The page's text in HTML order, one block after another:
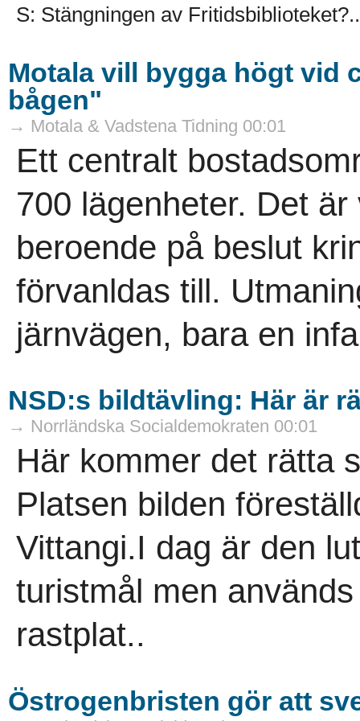
S: Stängningen av Fritidsbiblioteket?..
Motala vill bygga högt vid
bågen"
→ Motala & Vadstena Tidning 00:01
Ett centralt
700 lägenheter. Det
beroende på beslut
förvanldas till.
järnvägen, bara en
NSD:s bildtävling: Här är
→ Norrländska Socialdemokraten 00:01
Här kommer det rätta
Platsen bilden
Vittangi.I dag är den
turistmål men
rastplat..
Östrogenbristen gör att